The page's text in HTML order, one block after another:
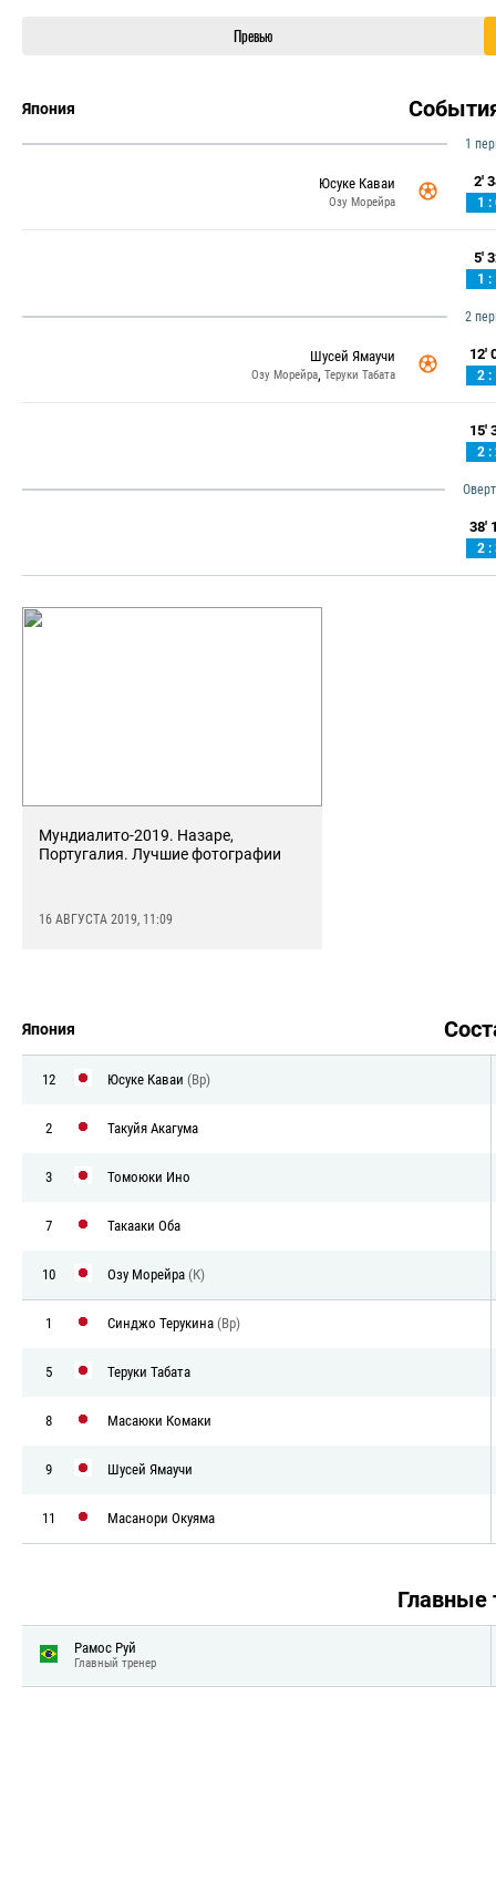
Превью
Япония
1
Юсуке Каваи
Озу Морейра
2'
1 :
5'
1 :
2
Шусей Ямаучи
Озу Морейра, Теруки Табата
12'
2 :
15'
2 :
38'
2 :
Мундиалито-2019. Назаре,
Португалия. Лучшие фотографии
16 АВГУСТА 2019, 11:09
Япония
12 Юсуке Каваи (Вр)
2 Такуйя Акагума
3 Томоюки Ино
7 Такааки Оба
10 Озу Морейра (К)
1 Синджо Терукина (Вр)
5 Теруки Табата
8 Масаюки Комаки
9 Шусей Ямаучи
11 Масанори Окуяма
Главные
Рамос Руй
Главный тренер